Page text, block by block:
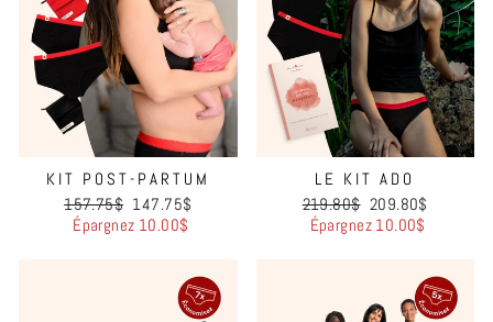
KIT POST-PARTUM
Prix
régulier
157.75$ Prix
réduit
147.75$
Épargnez 10.00$
LE KIT ADO
Prix
régulier
219.80$ Prix
réduit
209.80$
Épargnez 10.00$